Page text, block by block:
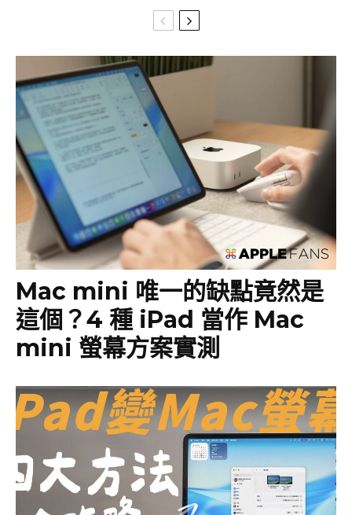
Mac mini 唯一的缺點竟然是
這個？4 種 iPad 當作 Mac
mini 螢幕方案實測